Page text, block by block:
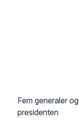
Fem generaler og
presidenten